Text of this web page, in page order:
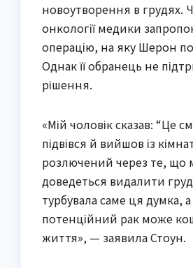
новоутворення в грудях.
онкології медики
операцію, на яку Шерон
Однак її обранець не
рішення.
«Мій чоловік сказав: “Це
підвівся й вийшов із
розлючений через те, що
доведеться видалити
турбувала саме ця думка,
потенційний рак може
життя», — заявила Стоун.